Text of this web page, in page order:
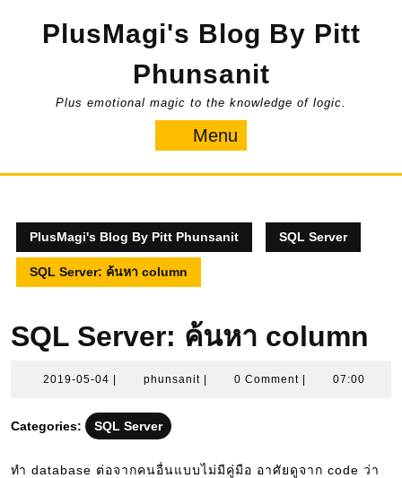
PlusMagi's Blog By Pitt
Phunsanit
Plus emotional magic to the knowledge of logic.
Menu
PlusMagi's Blog By Pitt Phunsanit SQL Server
SQL Server: ค้นหา column
SQL Server: ค้นหา column
2019-05-04 2019-phunsanit phunsanit0 Comment 07:00
Categories: SQL Server
ทำ database ต่อจากคนอื่นแบบไม่มีคู่มือ อาศัยดูจาก code ว่า